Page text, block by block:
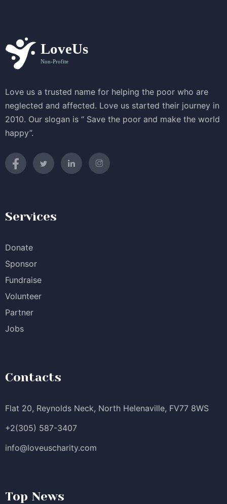
Love us a trusted name for helping the poor who are
neglected and affected. Love us started their journey in
2010. Our slogan is “ Save the poor and make the world
happy”.
Services
Donate
Sponsor
Fundraise
Volunteer
Partner
Jobs
Contacts
Flat 20, Reynolds Neck, North Helenaville, FV77 8WS
+2(305) 587-3407
info@loveuscharity.com
Top News